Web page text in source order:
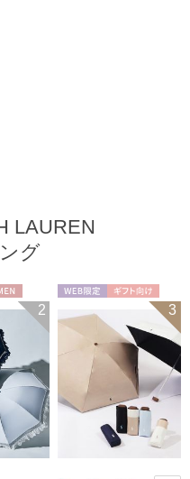
LAUREN
グ
2
ギフト向け
UNISEX
3